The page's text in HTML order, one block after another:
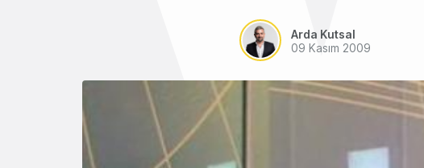
Arda Kutsal
09 Kasım 2009